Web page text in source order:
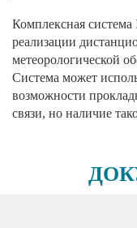
Комплексная система
реализации
метеорологической
Система может
возможности
связи, но наличие